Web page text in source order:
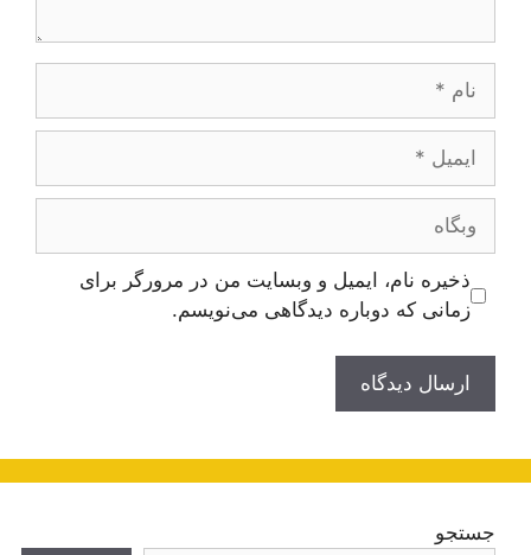
ایمیل
وبگاه
ذخیره نام، ایمیل و وبسایت من در مرورگر برای
زمانی که دوباره دیدگاهی می‌نویسم.
جستجو